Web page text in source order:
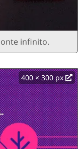
infinito.
400 × 300 px